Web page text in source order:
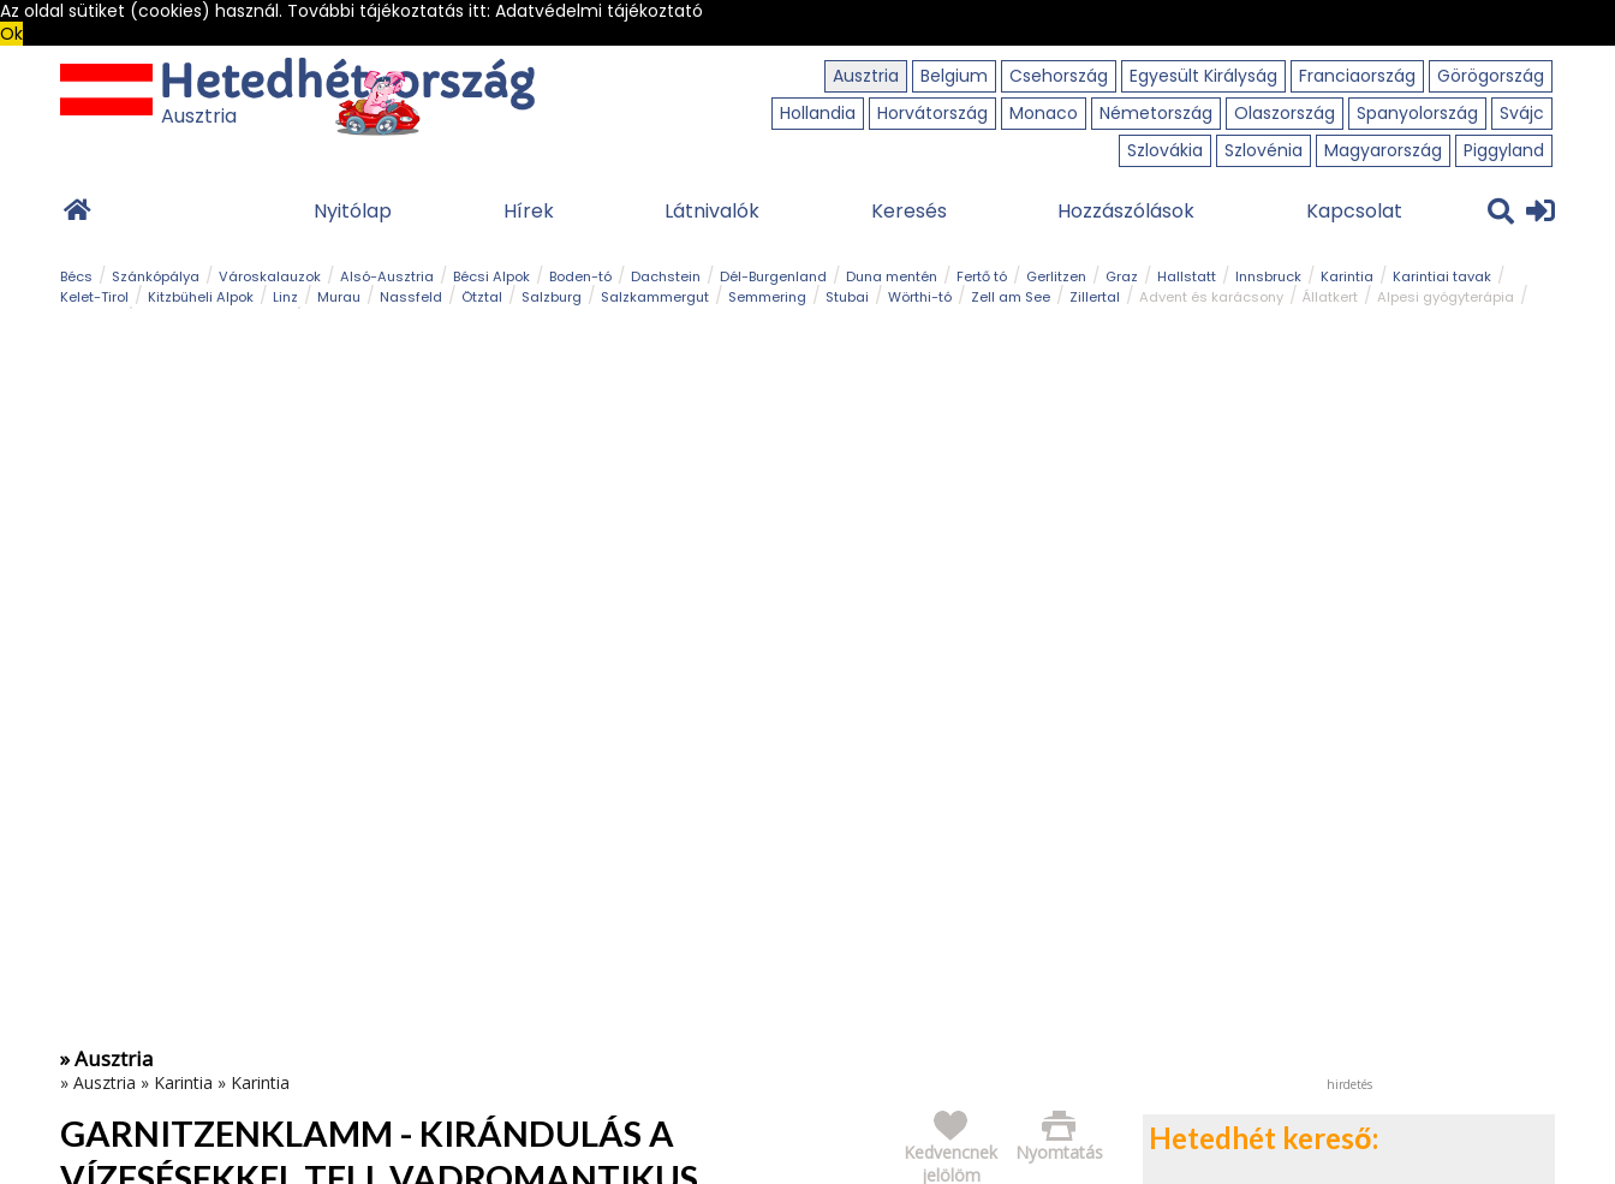
Az oldal sütiket (cookies) használ. További tájékoztatás itt: Adatvédelmi tájékoztató
Ok
Ausztria
Belgium Csehország Egyesült Királyság Franciaország
Görögország
Hollandia
Horvátország Monaco Németország Olaszország Spanyolország
Svájc
Szlovákia
Szlovénia Magyarország Piggyland
Ausztria
Nyitólap Hírek Látnivalók Keresés Hozzászólások Kapcsolat
Bécs Szánkópálya Városkalauzok Alsó-Ausztria Bécsi Alpok Boden-tó Dachstein Dél-Burgenland Duna mentén Fertő tó Gerlitzen Graz Hallstatt Innsbruck Karintia
Karintiai tavak
Kelet-Tirol
Kitzbüheli Alpok Linz Murau Nassfeld Ötztal Salzburg Salzkammergut Semmering Stubai Wörthi-tó Zell am See Zillertal Advent és karácsony Állatkert
Alpesi gyógyterápia
» Ausztria
» Ausztria » Karintia » Karintia
GARNITZENKLAMM - KIRÁNDULÁS A
Nyomtatás
Kedvencnek
jelölöm
hirdetés
Hetedhét kereső: